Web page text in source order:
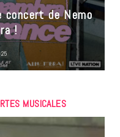
concert de Nemo
!
MUSICALES